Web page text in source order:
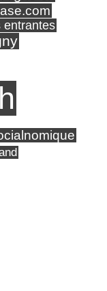
entrantes